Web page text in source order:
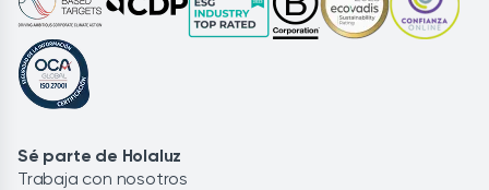
Sé parte de Holaluz
Trabaja con nosotros